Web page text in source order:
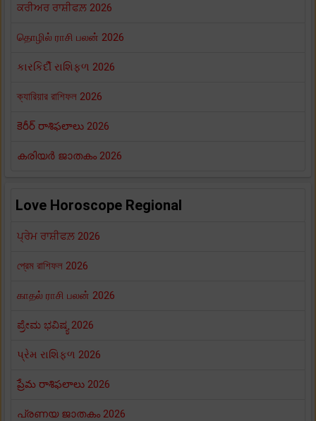
ਕਰੀਅਰ ਰਾਸ਼ੀਫਲ਼ 2026
தொழில் ராசி பலன் 2026
કારકિર્દી રાશિફળ 2026
ক্যারিয়ার রাশিফল 2026
కెరీర్ రాశిఫలాలు 2026
കരിയർ ജാതകം 2026
Love Horoscope Regional
ਪ੍ਰੇਮ ਰਾਸ਼ੀਫਲ਼ 2026
প্রেম রাশিফল 2026
காதல் ராசி பலன் 2026
ಪ್ರೇಮ ಭವಿಷ್ಯ 2026
પ્રેમ રાશિફળ 2026
ప్రేమ రాశిఫలాలు 2026
പ്രണയ ജാതകം 2026